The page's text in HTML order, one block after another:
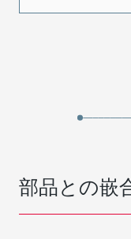
部品との嵌